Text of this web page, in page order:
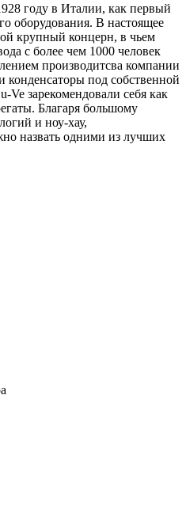
году в Италии, как первый
оборудования. В настоящее
крупный концерн, в чьем
с более чем 1000 человек
производитсва компании
конденсаторы под собственной
Ve зарекомендовали себя как
Благаря большому
и ноу-хау,
назвать одними из лучших